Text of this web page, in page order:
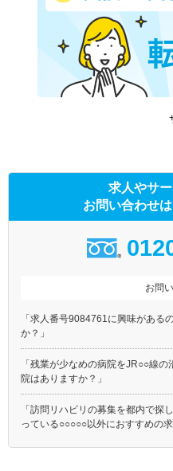
求人やサ
お問い合わせ
お問
「求人番号9084761に興味がある
か？」
「残業が少なめの病院をJR○○線
院はありますか？」
「訪問リハビリの募集を都内で探
っている○○○○○以外におすすめの